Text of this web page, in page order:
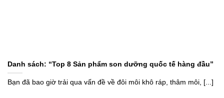
Danh sách: “Top 8 Sản phẩm son dưỡng quốc tế hàng đầu”
Bạn đã bao giờ trải qua vấn đề về đôi môi khô ráp, thâm môi, [...]